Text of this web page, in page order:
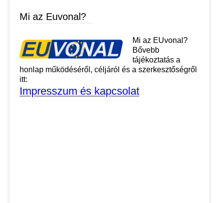
Mi az Euvonal?
Mi az EUvonal?
Bővebb
tájékoztatás a
honlap működéséről, céljáról és a szerkesztőségről
itt:
Impresszum és kapcsolat